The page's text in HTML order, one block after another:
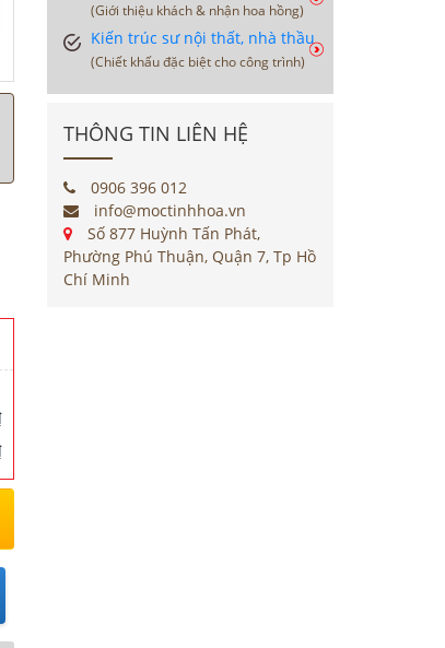
(Giới thiệu khách & nhận hoa hồng)
Kiến trúc sư nội thất, nhà thầu
(Chiết khấu đặc biệt cho công trình)
THÔNG TIN LIÊN HỆ
0906 396 012
info@moctinhhoa.vn
Số 877 Huỳnh Tấn Phát,
Phường Phú Thuận, Quận 7, Tp Hồ
Chí Minh